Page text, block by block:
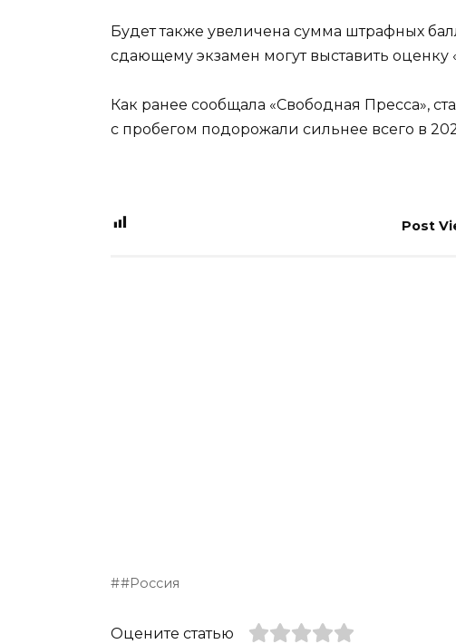
Будет также увеличена сумма штрафных
сдающему экзамен могут выставить оценку
Как ранее сообщала «Свободная Пресса»,
с пробегом подорожали сильнее всего в
Post
#Россия
Оцените статью